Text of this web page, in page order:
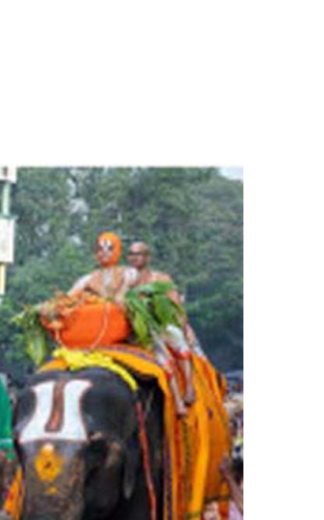
Sri Vutturi Swaraj & Smt. Sneha
Founder Donor & TG State Secretary, Hyderabad
Smt. Grandhi Sailaja
Founder Donor, USA